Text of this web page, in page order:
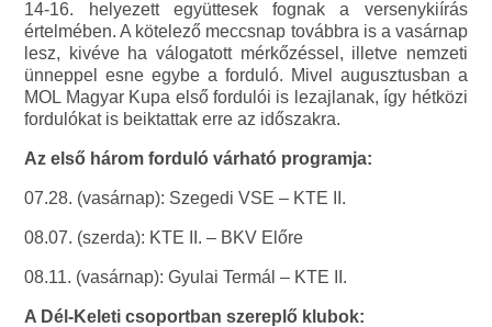
14-16. helyezett együttesek fognak a versenykiírás
értelmében. A kötelező meccsnap továbbra is a vasárnap
lesz, kivéve ha válogatott mérkőzéssel, illetve nemzeti
ünneppel esne egybe a forduló. Mivel augusztusban a
MOL Magyar Kupa első fordulói is lezajlanak, így hétközi
fordulókat is beiktattak erre az időszakra.
Az első három forduló várható programja:
07.28. (vasárnap): Szegedi VSE – KTE II.
08.07. (szerda): KTE II. – BKV Előre
08.11. (vasárnap): Gyulai Termál – KTE II.
A Dél-Keleti csoportban szereplő klubok: